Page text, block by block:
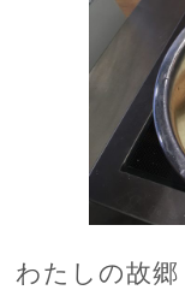
わたしの故